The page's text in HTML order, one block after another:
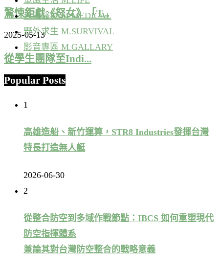
驚悚鉅獻《怒女》「T...
2025-05-13
從學生團隊至Indi...
2025-04-16
救護醫療 M.MEDICAL
野外求生 M.SURVIVAL
影音專區 M.GALLARY
Popular Posts
1
高雄造船、新竹運算，STR8 Industries發揮台灣
特長打造無人艇
2026-06-30
2
從整合防空到多域作戰節點：IBCS 如何重塑現代
防空指揮體系
兼論其對台灣防空整合的戰略意義